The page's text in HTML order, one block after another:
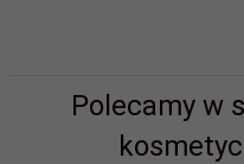
Polecamy w